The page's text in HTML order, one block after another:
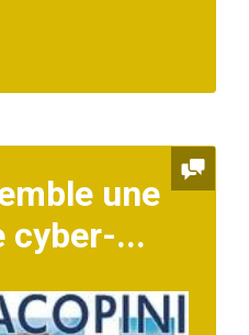
une
cyber-...